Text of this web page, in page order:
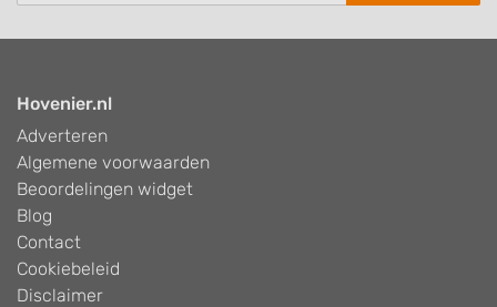
Hovenier.nl
Adverteren
Algemene voorwaarden
Beoordelingen widget
Blog
Contact
Cookiebeleid
Disclaimer